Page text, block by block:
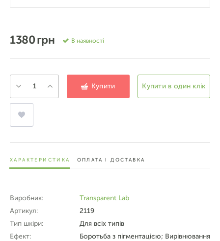
1380 грн В наявності
Купити Купити в один клік
ХАРАКТЕРИСТИКА ОПЛАТА І ДОСТАВКА
Виробник:
Transparent Lab
Артикул:
2119
Тип шкіри:
Для всіх типів
Ефект:
Боротьба з пігментацією; Вирівнювання